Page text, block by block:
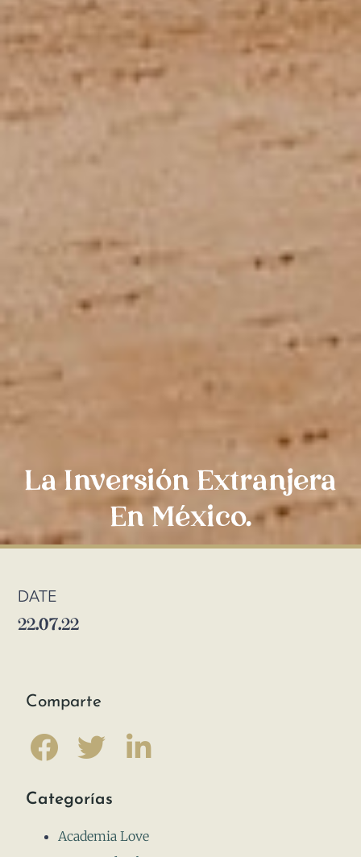
La Inversión Extranjera
En México.
DATE
22.07.22
Comparte
Categorías
Academia Love